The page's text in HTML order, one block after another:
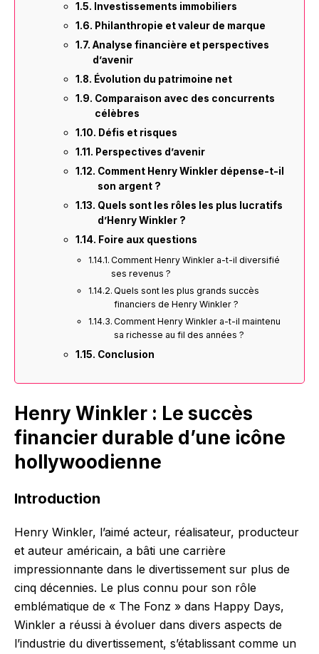
Investissements immobiliers
Philanthropie et valeur de marque
Analyse financière et perspectives
d’avenir
Évolution du patrimoine net
Comparaison avec des concurrents
célèbres
Défis et risques
Perspectives d’avenir
Comment Henry Winkler dépense-t-il
son argent ?
Quels sont les rôles les plus lucratifs
d’Henry Winkler ?
Foire aux questions
Comment Henry Winkler a-t-il diversifié
ses revenus ?
Quels sont les plus grands succès
financiers de Henry Winkler ?
Comment Henry Winkler a-t-il maintenu
sa richesse au fil des années ?
Conclusion
Henry Winkler : Le succès
financier durable d’une icône
hollywoodienne
Introduction
Henry Winkler, l’aimé acteur, réalisateur, producteur
et auteur américain, a bâti une carrière
impressionnante dans le divertissement sur plus de
cinq décennies. Le plus connu pour son rôle
emblématique de « The Fonz » dans Happy Days,
Winkler a réussi à évoluer dans divers aspects de
l’industrie du divertissement, s’établissant comme un